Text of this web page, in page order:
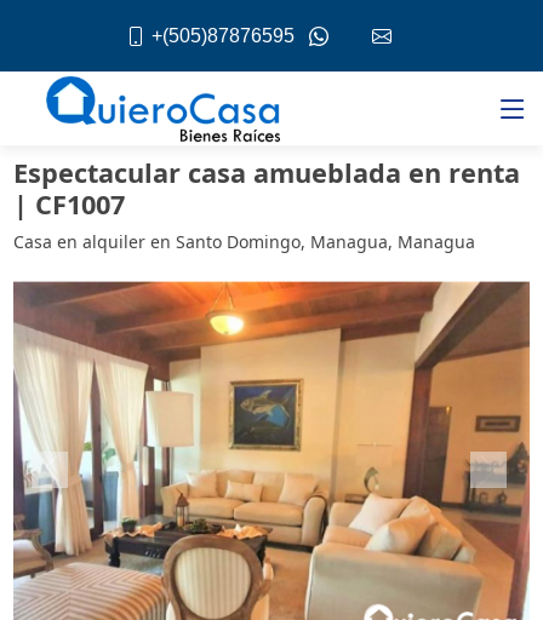
+(505)87876595
Espectacular casa amueblada en renta
| CF1007
Casa en alquiler en Santo Domingo, Managua, Managua